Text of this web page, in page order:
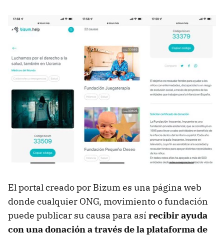
El portal creado por Bizum es una página web
donde cualquier ONG, movimiento o fundación
puede publicar su causa para así recibir ayuda
con una donación a través de la plataforma de